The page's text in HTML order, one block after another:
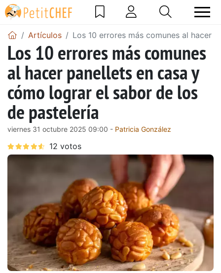
Artículos Los 10 errores más comunes al hacer
Los 10 errores más comunes
al hacer panellets en casa y
cómo lograr el sabor de los
de pastelería
viernes 31 octubre 2025 09:00 - Patricia González